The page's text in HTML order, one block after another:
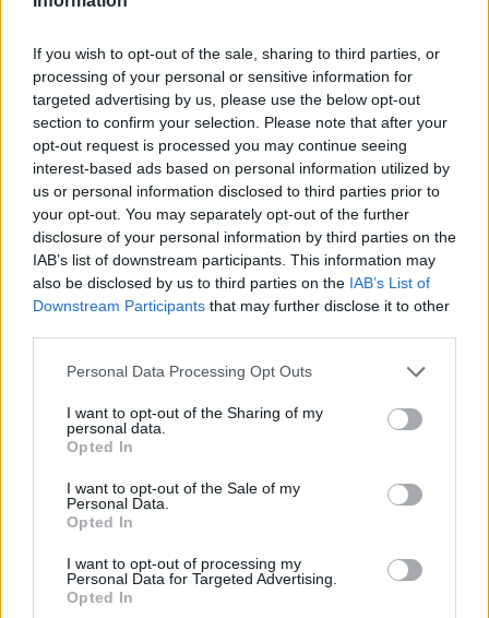
If you wish to opt-out of the sale, sharing to third parties, or
processing of your personal or sensitive information for
targeted advertising by us, please use the below opt-out
section to confirm your selection. Please note that after your
opt-out request is processed you may continue seeing
interest-based ads based on personal information utilized by
us or personal information disclosed to third parties prior to
your opt-out. You may separately opt-out of the further
disclosure of your personal information by third parties on the
IAB’s list of downstream participants. This information may
also be disclosed by us to third parties on the IAB’s List of
Downstream Participants that may further disclose it to other
Personal Data Processing Opt Outs
I want to opt-out of the Sharing of my
personal data.
Opted In
I want to opt-out of the Sale of my
Personal Data.
Opted In
I want to opt-out of processing my
Personal Data for Targeted Advertising.
Opted In
Gambasca (1)
Garessio (27)
Genola (67)
Gorzegno (6)
Grinzane Cavour (34)
Guarene (95)
Igliano (2)
Lequio Tanaro (26)
Limone Piemonte (53)